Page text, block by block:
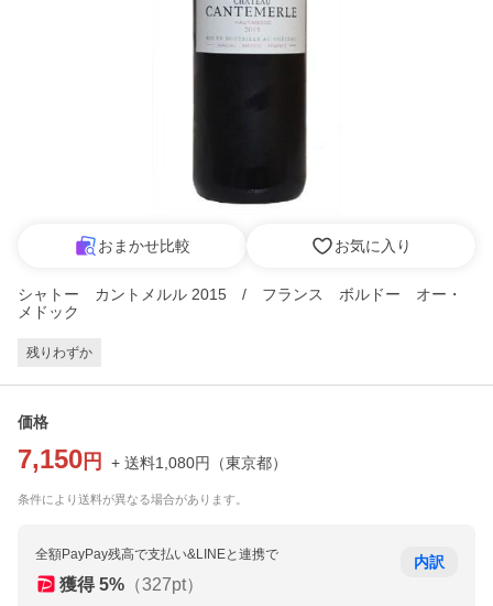
おまかせ比較 お気に入り
シャトー カントメルル 2015 / フランス ボルドー オー・
メドック
残りわずか
価格
7,150 円 + 送料1,080円 （東京都）
条件により送料が異なる場合があります。
全額PayPay残高で支払い&LINEと連携で
獲得 5% （327pt）
内訳